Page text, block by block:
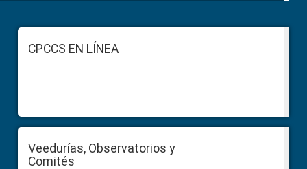
FooterCPCCS EN LÍNEA
Veedurías, Observatorios y
Comités